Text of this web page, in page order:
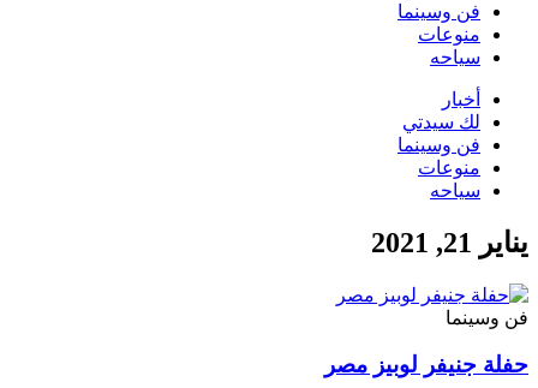
فن وسينما
منوعات
سياحه
أخبار
لك سيدتي
فن وسينما
منوعات
سياحه
يناير 21, 2021
فن وسينما
حفلة جنيفر لوبيز مصر